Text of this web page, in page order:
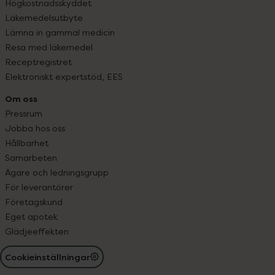
Högkostnadsskyddet
Läkemedelsutbyte
Lämna in gammal medicin
Resa med läkemedel
Receptregistret
Elektroniskt expertstöd, EES
Om oss
Pressrum
Jobba hos oss
Hållbarhet
Samarbeten
Ägare och ledningsgrupp
För leverantörer
Företagskund
Eget apotek
Glädjeeffekten
Cookieinställningar